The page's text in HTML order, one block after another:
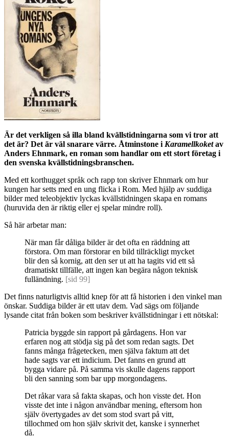
Är det verkligen så illa bland kvällstidningarna som vi tror att
det är? Det är väl snarare värre. Åtminstone iKaramellkoketav
Anders Ehnmark, en roman som handlar om ett stort företag i
den svenska kvällstidningsbranschen.
Med ett korthugget språk och rapp ton skriver Ehnmark om hur
kungen har setts med en ung flicka i Rom. Med hjälp av suddiga
bilder med teleobjektiv lyckas kvällstidningen skapa en romans
(huruvida den är riktig eller ej spelar mindre roll).
Så här arbetar man:
När man får dåliga bilder är det ofta en räddning att
förstora. Om man förstorar en bild tillräckligt mycket
blir den så kornig, att den ser ut att ha tagits vid ett så
dramatiskt tillfälle, att ingen kan begära någon teknisk
fulländning. [sid 99]
Det finns naturligtvis alltid knep för att få historien i den vinkel man
önskar. Suddiga bilder är ett utav dem. Vad sägs om följande
lysande citat från boken som beskriver kvällstidningar i ett nötskal:
Patricia byggde sin rapport på gårdagens. Hon var
erfaren nog att stödja sig på det som redan sagts. Det
fanns många frågetecken, men själva faktum att det
hade sagts var ett indicium. Det fanns en grund att
bygga vidare på. På samma vis skulle dagens rapport
bli den sanning som bar upp morgondagens.
Det råkar vara så fakta skapas, och hon visste det. Hon
visste det inte i någon användbar mening, eftersom hon
själv övertygades av det som stod svart på vitt,
tillochmed om hon själv skrivit det, kanske i synnerhet
då.